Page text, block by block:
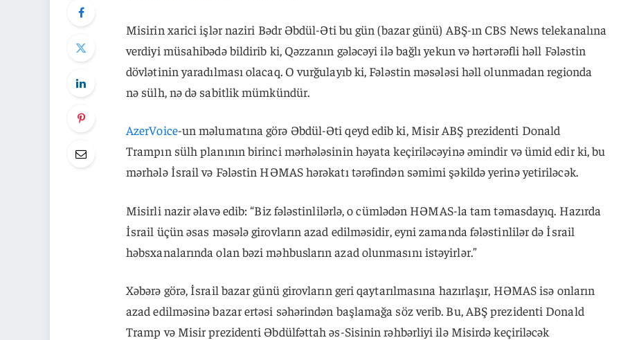
Misirin xarici işlər naziri Bədr Əbdül-Əti bu gün (bazar günü) ABŞ-ın CBS News telekanalına
verdiyi müsahibədə bildirib ki, Qəzzanın gələcəyi ilə bağlı yekun və hərtərəfli həll Fələstin
dövlətinin yaradılması olacaq. O vurğulayıb ki, Fələstin məsələsi həll olunmadan regionda
nə sülh, nə də sabitlik mümkündür.
AzerVoice-un məlumatına görə Əbdül-Əti qeyd edib ki, Misir ABŞ prezidenti Donald
Trampın sülh planının birinci mərhələsinin həyata keçiriləcəyinə əmindir və ümid edir ki, bu
mərhələ İsrail və Fələstin HƏMAS hərəkatı tərəfindən səmimi şəkildə yerinə yetiriləcək.
Misirli nazir əlavə edib: “Biz fələstinlilərlə, o cümlədən HƏMAS-la tam təmasdayıq. Hazırda
İsrail üçün əsas məsələ girovların azad edilməsidir, eyni zamanda fələstinlilər də İsrail
həbsxanalarında olan bəzi məhbusların azad olunmasını istəyirlər.”
Xəbərə görə, İsrail bazar günü girovların geri qaytarılmasına hazırlaşır, HƏMAS isə onların
azad edilməsinə bazar ertəsi səhərindən başlamağa söz verib. Bu, ABŞ prezidenti Donald
Tramp və Misir prezidenti Əbdülfəttah əs-Sisinin rəhbərliyi ilə Misirdə keçiriləcək